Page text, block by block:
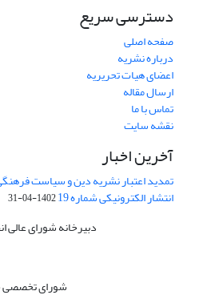
دسترسی سریع
صفحه اصلی
درباره نشریه
اعضای هیات تحریریه
ارسال مقاله
تماس با ما
نقشه سایت
آخرین اخبار
تمدید اعتبار نشریه دین و سیاست فرهنگی (1403-
انتشار الکترونیکی شماره 19 1402-04-31
دبیرخانه شورای عالی
شورای تخصصی